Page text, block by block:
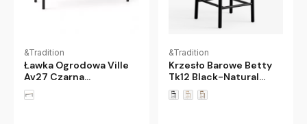
&Tradition
Ławka Ogrodowa Ville
Av27 Czarna
Andtradition
&Tradition
Krzesło Barowe Betty
Tk12 Black-Natural
Andtradition